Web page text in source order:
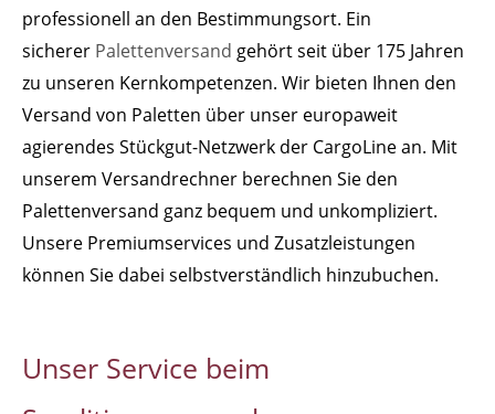
professionell an den Bestimmungsort. Ein
sicherer Palettenversand gehört seit über 175 Jahren
zu unseren Kernkompetenzen. Wir bieten Ihnen den
Versand von Paletten über unser europaweit
agierendes Stückgut-Netzwerk der CargoLine an. Mit
unserem Versandrechner berechnen Sie den
Palettenversand ganz bequem und unkompliziert.
Unsere Premiumservices und Zusatzleistungen
können Sie dabei selbstverständlich hinzubuchen.
Unser Service beim